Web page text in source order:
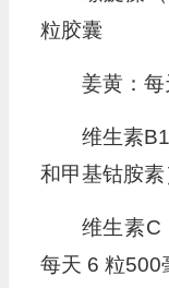
粒胶囊
姜黄：
维生素
和甲基钴胺
维生素C
每天 6 粒500